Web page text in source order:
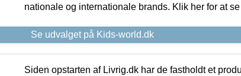
nationale og internationale brands. Klik her for at
Se udvalget på Kids-world.dk
Siden opstarten af Livrig.dk har de fastholdt et